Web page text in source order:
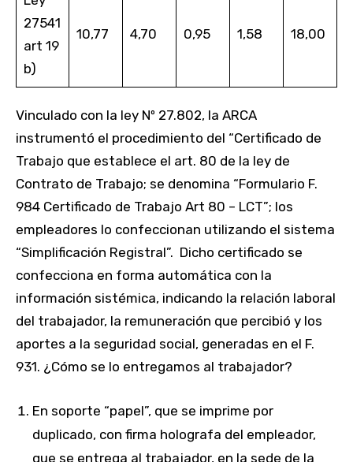
27541
art 19
b)
10,77 4,70 0,95 1,58 18,00
Vinculado con la ley Nº 27.802, la ARCA
instrumentó el procedimiento del “Certificado de
Trabajo que establece el art. 80 de la ley de
Contrato de Trabajo; se denomina “Formulario F.
984 Certificado de Trabajo Art 80 – LCT”; los
empleadores lo confeccionan utilizando el sistema
“Simplificación Registral”. Dicho certificado se
confecciona en forma automática con la
información sistémica, indicando la relación laboral
del trabajador, la remuneración que percibió y los
aportes a la seguridad social, generadas en el F.
931. ¿Cómo se lo entregamos al trabajador?
En soporte “papel”, que se imprime por
duplicado, con firma holografa del empleador,
que se entrega al trabajador, en la sede de la